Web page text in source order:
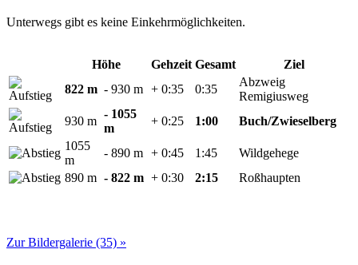
Unterwegs gibt es keine Einkehrmöglichkeiten.
Höhe Gehzeit Gesamt
Ziel
822 m - 930 m + 0:35 0:35
Abzweig
Remigiusweg
930 m
- 1055
m
+ 0:25 1:00
Buch/Zwieselberg
1055
m
- 890 m + 0:45 1:45
Wildgehege
890 m - 822 m + 0:30 2:15 Roßhaupten
Zur Bildergalerie (35) »